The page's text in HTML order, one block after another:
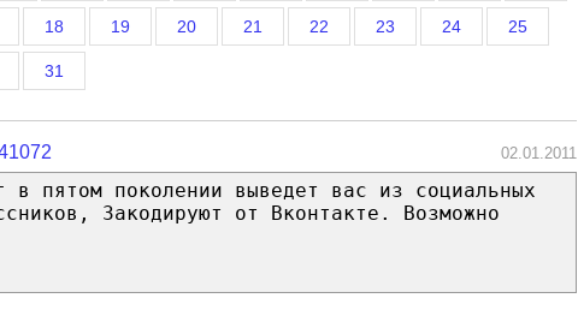
18 19 20 21 22 23 24 25
31
02.01.2011
в пятом поколении выведет вас из социальных
Закодируют от Вконтакте. Возможно